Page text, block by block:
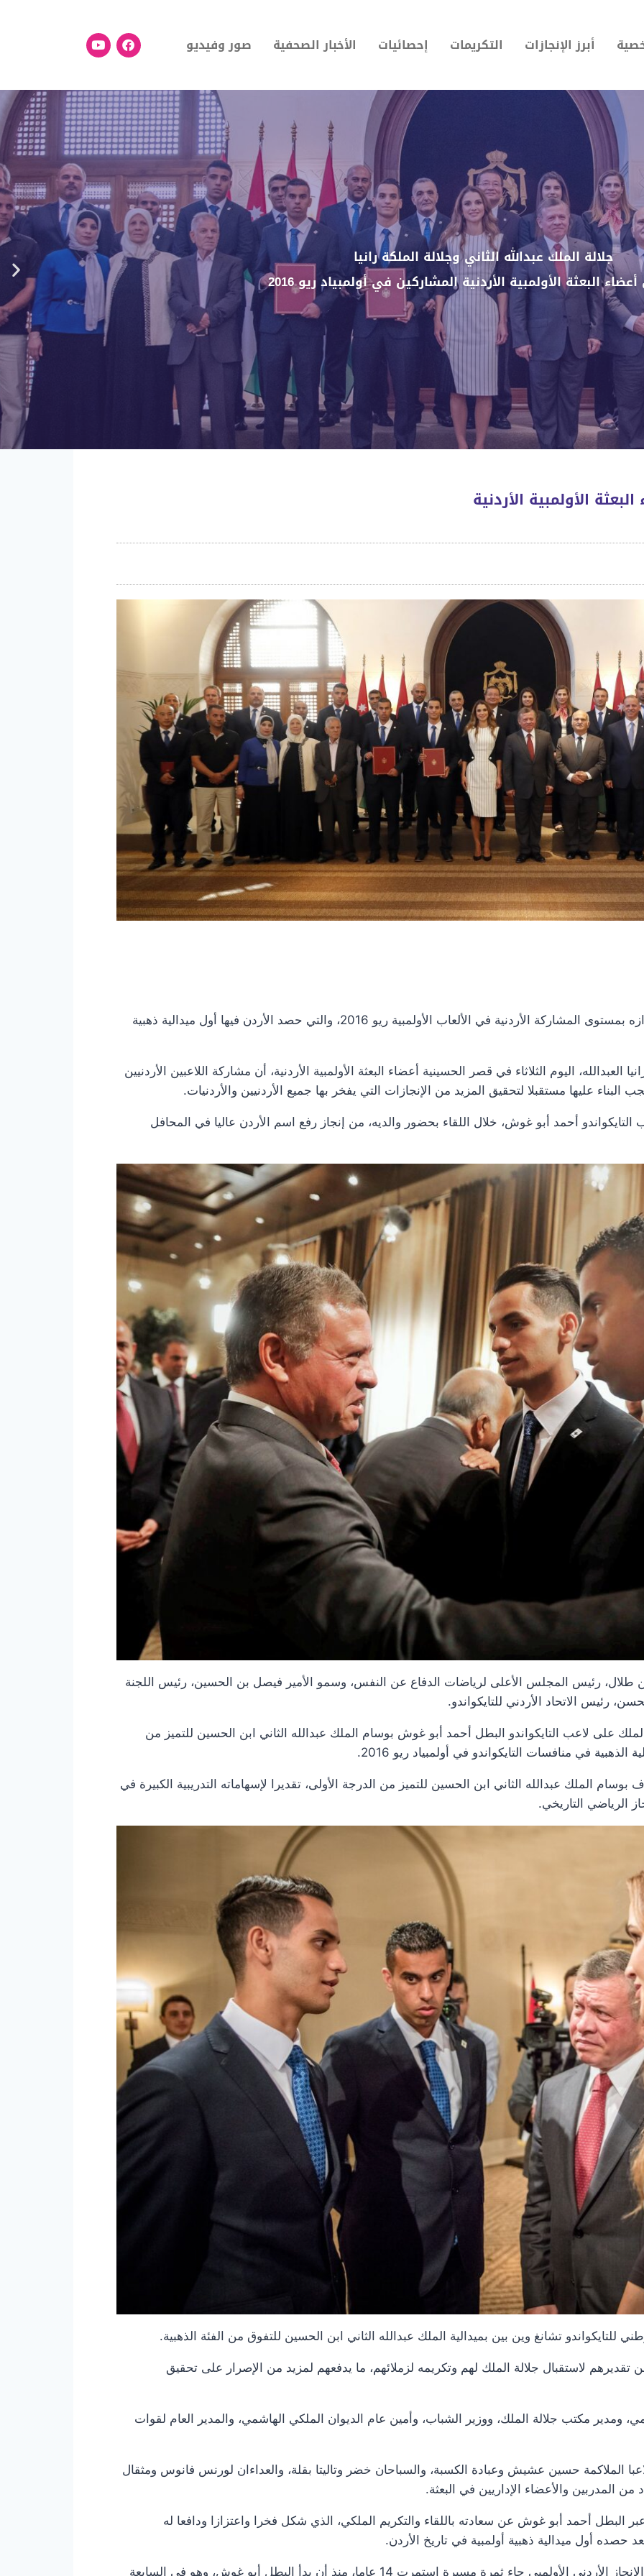
أبرز الإنجازات التكريمات إحصائيات الأخبار الصحفية صور وفيديو
جلالة الملك عبدالله الثاني وجلالة الملكة رانيا
البعثة الأولمبية الأردنية المشاركين في أولمبياد ريو 2016
الأولمبية الأردنية
أعرب جلالة الملك عبدالله الثاني عن اعتزازه بمستوى المشاركة الأردنية في الألعاب الأولمبية ريو 2016، والتي حصد الأردن فيها أول ميدالية ذهبية
العبدالله، اليوم الثلاثاء في قصر الحسينية أعضاء البعثة الأولمبية الأردنية، أن مشاركة اللاعبين الأردنيين
عليها مستقبلا لتحقيق المزيد من الإنجازات التي يفخر بها جميع الأردنيين والأردنيات.
التايكواندو أحمد أبو غوش، خلال اللقاء بحضور والديه، من إنجاز رفع اسم الأردن عاليا في المحافل
طلال، رئيس المجلس الأعلى لرياضات الدفاع عن النفس، وسمو الأمير فيصل بن الحسين، رئيس اللجنة
رئيس الاتحاد الأردني للتايكواندو.
على لاعب التايكواندو البطل أحمد أبو غوش بوسام الملك عبدالله الثاني ابن الحسين للتميز من
في منافسات التايكواندو في أولمبياد ريو 2016.
الملك عبدالله الثاني ابن الحسين للتميز من الدرجة الأولى، تقديرا لإسهاماته التدريبية الكبيرة في
الرياضي التاريخي.
للتايكواندو تشانغ وين بين بميدالية الملك عبدالله الثاني ابن الحسين للتفوق من الفئة الذهبية.
تقديرهم لاستقبال جلالة الملك لهم وتكريمه لزملائهم، ما يدفعهم لمزيد من الإصرار على تحقيق
ومدير مكتب جلالة الملك، ووزير الشباب، وأمين عام الديوان الملكي الهاشمي، والمدير العام لقوات
الملاكمة حسين عشيش وعبادة الكسبة، والسباحان خضر وتاليتا بقلة، والعداءان لورنس فانوس ومثقال
المدربين والأعضاء الإداريين في البعثة.
عبر البطل أحمد أبو غوش عن سعادته باللقاء والتكريم الملكي، الذي شكل فخرا واعتزازا ودافعا له
حصده أول ميدالية ذهبية أولمبية في تاريخ الأردن.
من جهته، بين المدرب فارس العساف أن الإنجاز الأردني الأولمبي جاء ثمرة مسيرة استمرت 14 عاما، منذ أن بدأ البطل أبو غوش، وهو في السابعة